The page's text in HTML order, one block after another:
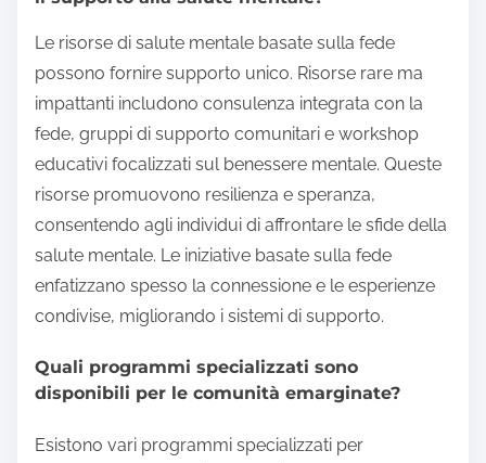
Le risorse di salute mentale basate sulla fede
possono fornire supporto unico. Risorse rare ma
impattanti includono consulenza integrata con la
fede, gruppi di supporto comunitari e workshop
educativi focalizzati sul benessere mentale. Queste
risorse promuovono resilienza e speranza,
consentendo agli individui di affrontare le sfide della
salute mentale. Le iniziative basate sulla fede
enfatizzano spesso la connessione e le esperienze
condivise, migliorando i sistemi di supporto.
Quali programmi specializzati sono
disponibili per le comunità emarginate?
Esistono vari programmi specializzati per